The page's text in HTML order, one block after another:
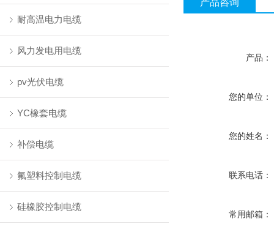
耐高温电力电缆
风力发电用电缆
pv光伏电缆
YC橡套电缆
补偿电缆
氟塑料控制电缆
硅橡胶控制电缆
产品咨询
产品：
您的单位：
您的姓名：
联系电话：
常用邮箱：